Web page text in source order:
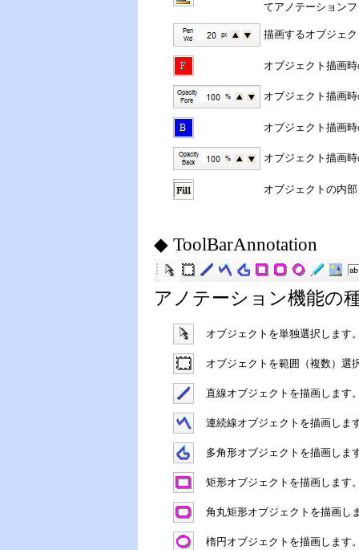
てアノテーション
描画するオブジェ
オブジェクト描画
オブジェクト描画
オブジェクト描画
オブジェクト描画
オブジェクトの内
◆ ToolBarAnnotation
アノテーション機能の
オブジェクトを単独選択します
オブジェクトを範囲（複数）選
直線オブジェクトを描画します
連続線オブジェクトを描画しま
多角形オブジェクトを描画しま
矩形オブジェクトを描画します
角丸矩形オブジェクトを描画し
楕円オブジェクトを描画します